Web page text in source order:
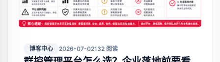
博客中心 2026-07-02132 阅读